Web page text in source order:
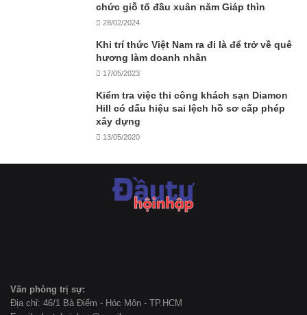
chức giỗ tổ đầu xuân năm Giáp thìn
28/02/2024
Khi trí thức Việt Nam ra đi là để trở về quê
hương làm doanh nhân
17/05/2023
Kiểm tra việc thi công khách sạn Diamon
Hill có dấu hiệu sai lệch hồ sơ cấp phép
xây dựng
13/05/2020
Văn phòng trị sự:
Địa chỉ: 46/1 Bà Điểm - Hóc Môn - TP.HCM